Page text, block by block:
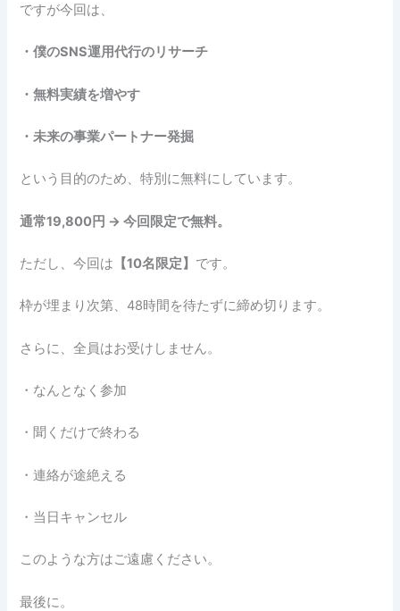
ですが今回は、
・僕のSNS運用代行のリサーチ
・無料実績を増やす
・未来の事業パートナー発掘
という目的のため、特別に無料にしています。
通常19,800円 → 今回限定で無料。
ただし、今回は 【10名限定】 です。
枠が埋まり次第、48時間を待たずに締め切ります。
さらに、全員はお受けしません。
・なんとなく参加
・聞くだけで終わる
・連絡が途絶える
・当日キャンセル
このような方はご遠慮ください。
最後に。